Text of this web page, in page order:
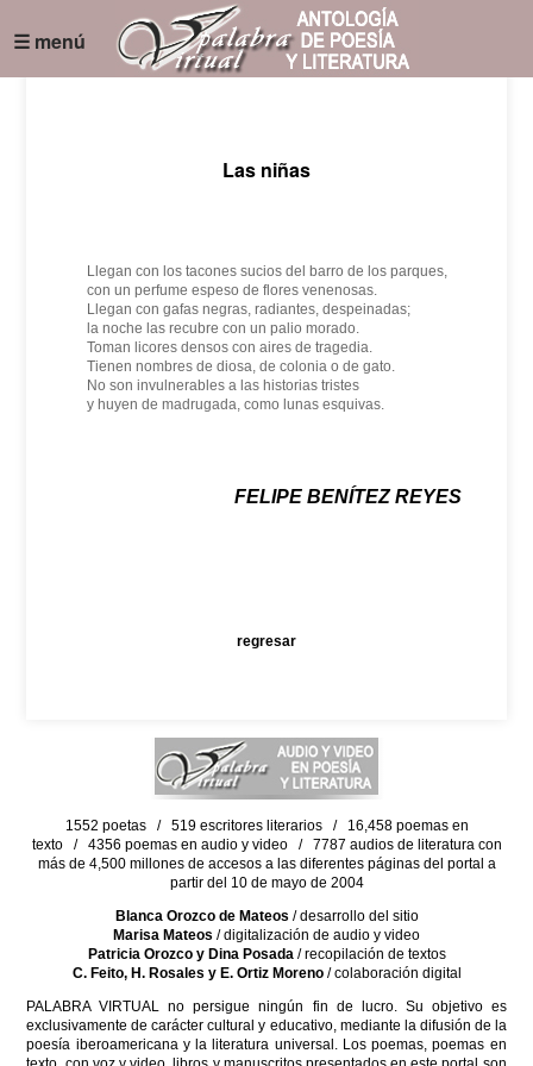
☰ menú
Las niñas
Llegan con los tacones sucios del barro de los parques,
con un perfume espeso de flores venenosas.
Llegan con gafas negras, radiantes, despeinadas;
la noche las recubre con un palio morado.
Toman licores densos con aires de tragedia.
Tienen nombres de diosa, de colonia o de gato.
No son invulnerables a las historias tristes
y huyen de madrugada, como lunas esquivas.
FELIPE BENÍTEZ REYES
regresar
1552 poetas / 519 escritores literarios / 16,458 poemas en
texto / 4356 poemas en audio y video / 7787 audios de literatura con
más de 4,500 millones de accesos a las diferentes páginas del portal a
partir del 10 de mayo de 2004
Blanca Orozco de Mateos / desarrollo del sitio
Marisa Mateos / digitalización de audio y video
Patricia Orozco y Dina Posada/ recopilación de textos
C. Feito, H. Rosales y E. Ortiz Moreno/ colaboración digital
PALABRA VIRTUAL no persigue ningún fin de lucro. Su objetivo es
exclusivamente de carácter cultural y educativo, mediante la difusión de la
poesía iberoamericana y la literatura universal. Los poemas, poemas en